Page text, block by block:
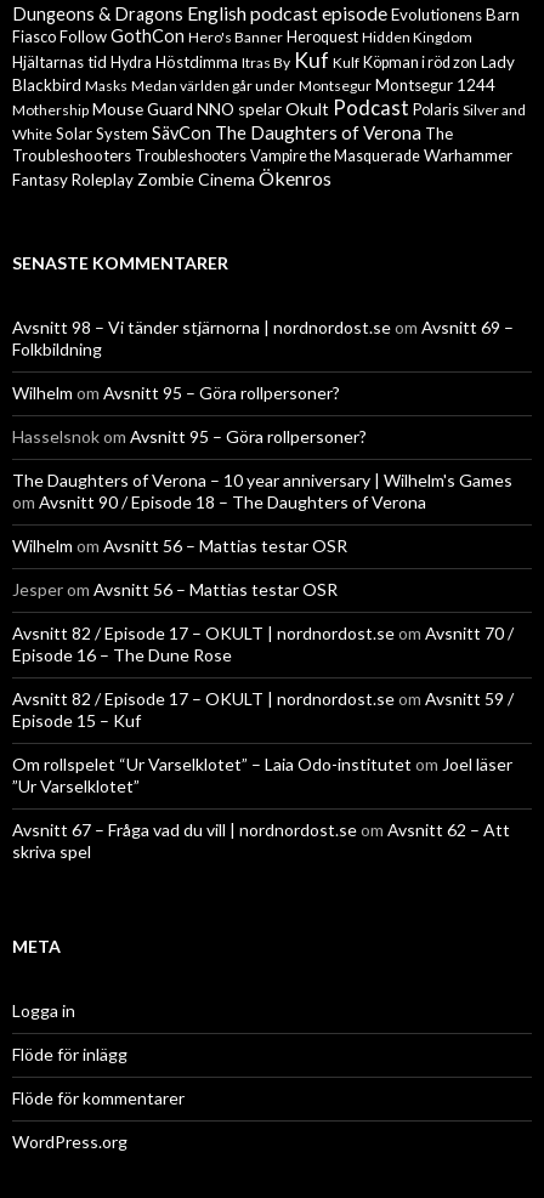
Dungeons & Dragons English podcast episodeEvolutionens Barn
Fiasco FollowGothCon Hero's Banner Heroquest Hidden Kingdom
Hjältarnas tid Hydra Höstdimma Itras By Kuf Kulf Köpman i röd zon Lady
Blackbird Masks Medan världen går under Montsegur Montsegur 1244
Mothership Mouse Guard NNO spelarOkult Podcast Polaris Silver and
White Solar System SävCon The Daughters of Verona The
Troubleshooters Troubleshooters Vampire the Masquerade Warhammer
Fantasy Roleplay Zombie Cinema Ökenros
SENASTE KOMMENTARER
Avsnitt 98 – Vi tänder stjärnorna | nordnordost.seom Avsnitt 69 –
Folkbildning
Wilhelm om Avsnitt 95 – Göra rollpersoner?
Hasselsnokom Avsnitt 95 – Göra rollpersoner?
The Daughters of Verona – 10 year anniversary | Wilhelm's Games
om Avsnitt 90 / Episode 18 – The Daughters of Verona
Wilhelm om Avsnitt 56 – Mattias testar OSR
Jesperom Avsnitt 56 – Mattias testar OSR
Avsnitt 82 / Episode 17 – OKULT | nordnordost.seom Avsnitt 70 /
Episode 16 – The Dune Rose
Avsnitt 82 / Episode 17 – OKULT | nordnordost.seom Avsnitt 59 /
Episode 15 – Kuf
Om rollspelet “Ur Varselklotet” – Laia Odo-institutet om Joel läser
”Ur Varselklotet”
Avsnitt 67 – Fråga vad du vill | nordnordost.seom Avsnitt 62 – Att
skriva spel
META
Logga in
Flöde för inlägg
Flöde för kommentarer
WordPress.org